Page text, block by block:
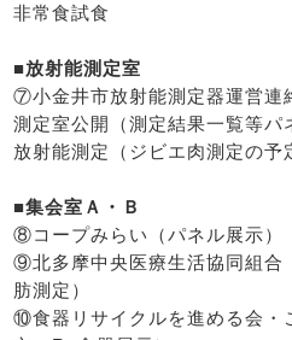
非常食試食
■放射能測定室
⑦小金井市放射能測定器運営連
測定室公開（測定結果一覧等パ
放射能測定（ジビエ肉測定の予
■集会室Ａ・Ｂ
⑧コープみらい（パネル展示）
⑨北多摩中央医療生活協同組合
肪測定）
⑩食器リサイクルを進める会・